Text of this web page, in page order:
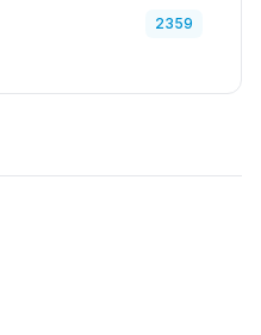
2359